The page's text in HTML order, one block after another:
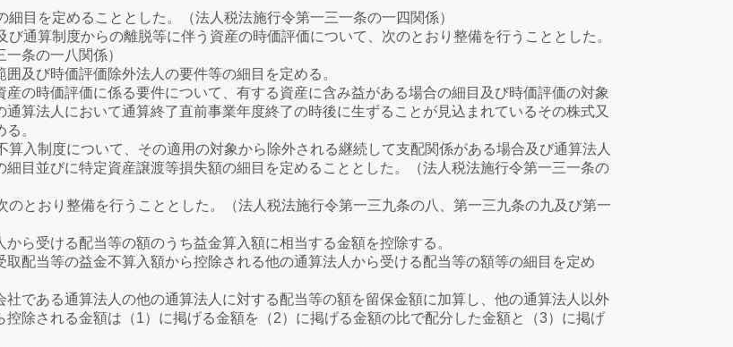
目を定めることとした。（法人税法施行令第一三一条の一四関係）
算制度からの離脱等に伴う資産の時価評価について、次のとおり整備を行うこととした。
条の一八関係）
び時価評価除外法人の要件等の細目を定める。
時価評価に係る要件について、有する資産に含み益がある場合の細目及び時価評価の対象
算法人において通算終了直前事業年度終了の時後に生ずることが見込まれているその株式又
。
入制度について、その適用の対象から除外される継続して支配関係がある場合及び通算法人
目並びに特定資産譲渡等損失額の細目を定めることとした。（法人税法施行令第一三一条の
とおり整備を行うこととした。（法人税法施行令第一三九条の八、第一三九条の九及び第一
受ける配当等の額のうち益金算入額に相当する金額を控除する。
当等の益金不算入額から控除される他の通算法人から受ける配当等の額等の細目を定め
ある通算法人の他の通算法人に対する配当等の額を留保金額に加算し、他の通算法人以外
除される金額は（1）に掲げる金額を（2）に掲げる金額の比で配分した金額と（3）に掲げ